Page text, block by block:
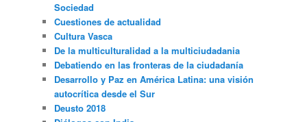
Sociedad
Cuestiones de actualidad
Cultura Vasca
De la multiculturalidad a la multiciudadania
Debatiendo en las fronteras de la ciudadanía
Desarrollo y Paz en América Latina: una visión
autocrítica desde el Sur
Deusto 2018